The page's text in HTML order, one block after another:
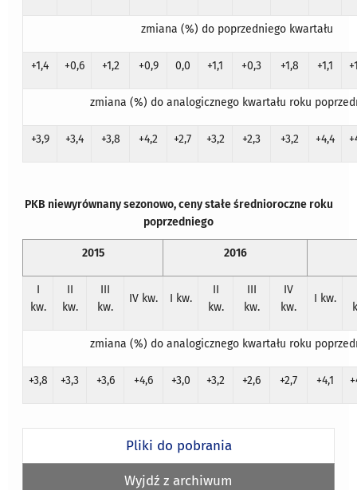
zmiana (%) do poprzedniego kwartału
+1,4 +0,6 +1,2 +0,9 0,0 +1,1 +0,3 +1,8 +1,1
zmiana (%) do analogicznego kwartału roku
+3,9 +3,4 +3,8 +4,2 +2,7 +3,2 +2,3 +3,2 +4,4
PKB niewyrównany sezonowo, ceny stałe średnioroczne roku
poprzedniego
2015 2016
I
kw.
II
kw.
III
kw.
IV kw. I kw.
II
kw.
III
kw.
IV
kw.
I kw.
zmiana (%) do analogicznego kwartału roku
+3,8 +3,3 +3,6 +4,6 +3,0 +3,2 +2,6 +2,7 +4,1
Pliki do pobrania
Wyjdź z archiwum